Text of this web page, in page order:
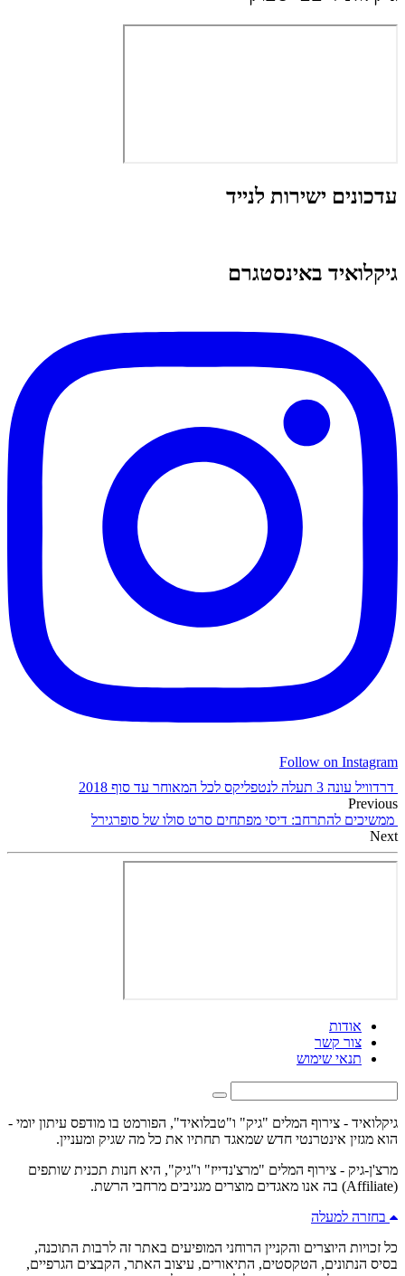
עדכונים ישירות לנייד
גיקלואיד באינסטגרם
Follow on Instagram
דרדוויל עונה 3 תעלה לנטפליקס לכל המאוחר עד סוף 2018
Previous
ממשיכים להתרחב: דיסי מפתחים סרט סולו של סופרגירל
Next
אודות
צור קשר
תנאי שימוש
גיקלואיד - צירוף המלים "גיק" ו"טבלואיד", הפורמט בו מודפס עיתון יומי -
הוא מגזין אינטרנטי חדש שמאגד תחתיו את כל מה שגיק ומעניין.
מרצ'ן-גיק - צירוף המלים "מרצ'נדייז" ו"גיק", היא חנות תכנית שותפים
(Affiliate) בה אנו מאגדים מוצרים מגניבים מרחבי הרשת.
בחזרה למעלה
כל זכויות היוצרים והקניין הרוחני המופיעים באתר זה לרבות התוכנה,
בסיס הנתונים, הטקסטים, התיאורים, עיצוב האתר, הקבצים הגרפיים,